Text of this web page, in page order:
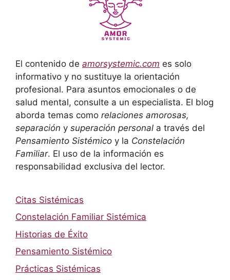
El contenido de amorsystemic.com es solo
informativo y no sustituye la orientación
profesional. Para asuntos emocionales o de
salud mental, consulte a un especialista. El blog
aborda temas como relaciones amorosas,
separación y superación personal a través del
Pensamiento Sistémico y la Constelación
Familiar. El uso de la información es
responsabilidad exclusiva del lector.
Citas Sistémicas
Constelación Familiar Sistémica
Historias de Éxito
Pensamiento Sistémico
Prácticas Sistémicas